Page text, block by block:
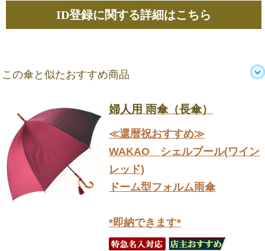
ID登録に関する詳細はこちら
この傘と似たおすすめ商品
婦人用 雨傘（長傘）
≪還暦祝おすすめ≫
WAKAO シェルブール(ワイン
レッド)
ドーム型フォルム雨傘
*即納できます*